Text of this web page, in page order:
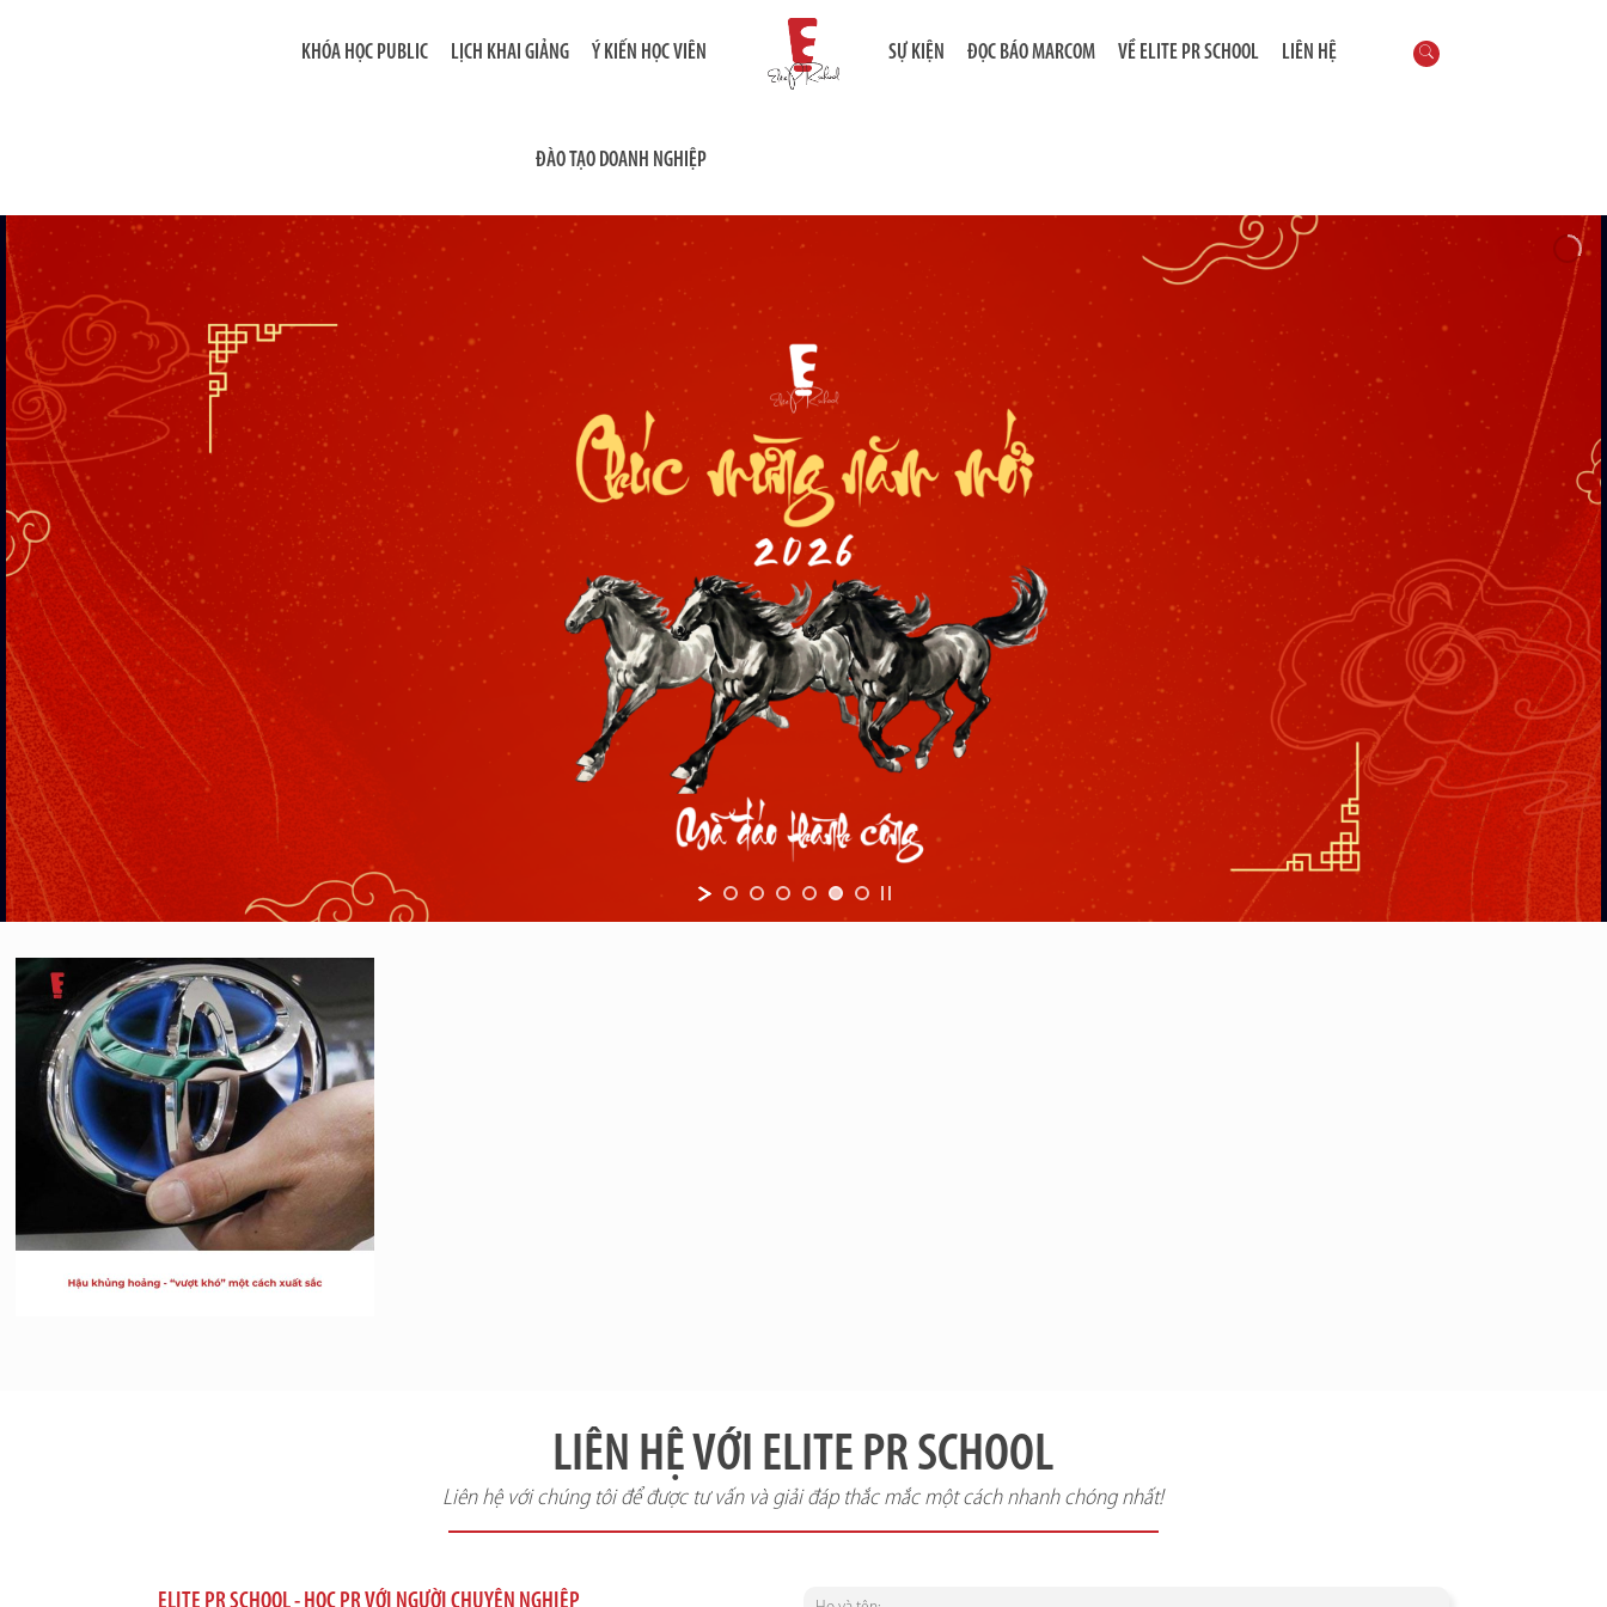
KHÓA HỌC PUBLIC LỊCH KHAI GIẢNG Ý KIẾN HỌC VIÊN
ĐÀO TẠO DOANH NGHIỆP
SỰ KIỆN ĐỌC BÁO MARCOM VỀ ELITE PR SCHOOL LIÊN HỆ
LIÊN HỆ VỚI ELITE PR SCHOOL
Liên hệ với chúng tôi để được tư vấn và giải đáp thắc mắc một cách nhanh chóng nhất!
ELITE PR SCHOOL - HỌC PR VỚI NGƯỜI CHUYÊN NGHIỆP